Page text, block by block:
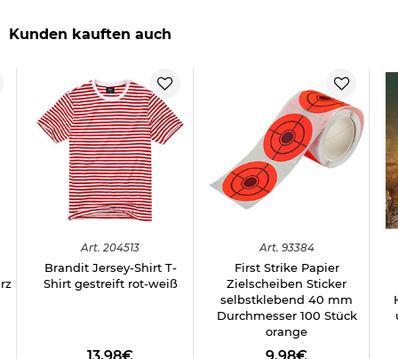
Kunden kauften auch
Art. 204513
Brandit Jersey-Shirt T-
Shirt gestreift rot-weiß
Art. 93384
First Strike Papier
Zielscheiben Sticker
selbstklebend 40 mm
Durchmesser 100 Stück
orange